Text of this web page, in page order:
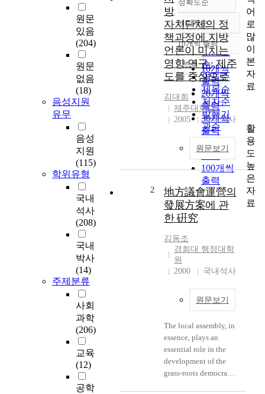
원문
있음
(204)
원문
없음
(18)
음성지원
유무
음성
지원
(115)
학위유형
국내
석사
(208)
국내
박사
(14)
주제분류
사회
과학
(206)
교육
(12)
공학
정확도순
정확도
순
인기도
순
연도순
제목순
저자순
발행기
관순
내림차순
내림차순
10개씩 출력
10개씩
출력
20개씩
출력
30개씩
출력
50개씩
100개씩
출력
조회
방
자치단체의 정
책과정에 지방
언론이 미치는
영향 연구 : 제주
도를 중심으로
김대희
제주대학교
2005
국내석사
원문보기
2
地方議會運營의
發展方案에 관
한 硏究
김동조
경희대 행정대학
원
2000
국내석사
원문보기
The local assembly, in
essence, plays an
essential role in the
development of the
grass-roots democracy.
어
로
많
이
본
자
료
활
용
도
높
은
자
료